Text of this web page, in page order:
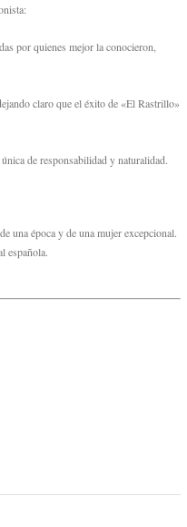
por quienes mejor la conocieron,
claro que el éxito de «El Rastrillo»
de responsabilidad y naturalidad.
una época y de una mujer excepcional.
española.